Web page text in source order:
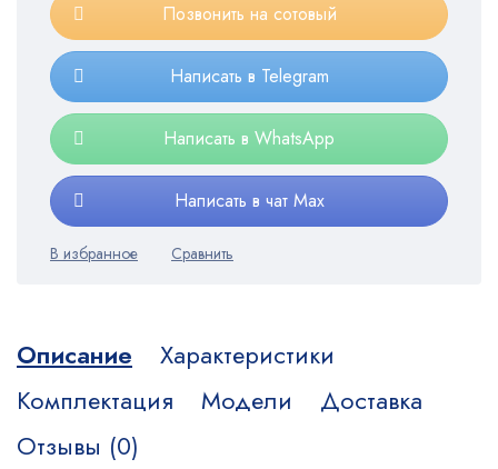
Позвонить на сотовый
Написать в Telegram
Написать в WhatsApp
Написать в чат Max
Описание
Характеристики
Комплектация
Модели
Доставка
Отзывы (0)